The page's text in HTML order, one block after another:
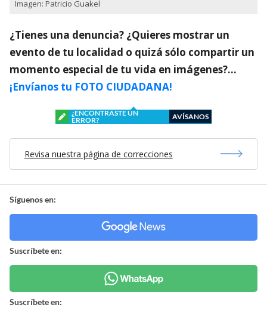
Imagen: Patricio Guakel
¿Tienes una denuncia? ¿Quieres mostrar un
evento de tu localidad o quizá sólo compartir un
momento especial de tu vida en imágenes?…
¡Envíanos tu FOTO CIUDADANA!
¿ENCONTRASTE UN
ERROR?
AVÍSANOS
Revisa nuestra página de correcciones
Síguenos en:
Suscríbete en:
Suscríbete en: